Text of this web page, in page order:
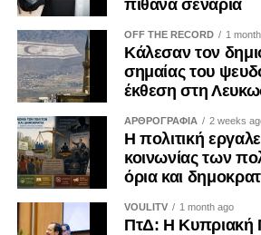
πιθανά σενάρια
OFF THE RECORD 1
Κάλεσαν τον
σημαίας του
έκθεση στη
ΑΡΘΡΟΓΡΑΦΙΑ 2 weeks
Η πολιτική
κοινωνίας των
όρια και
VOULITV 1 month ago
ΠτΔ: Η Κυπριακή